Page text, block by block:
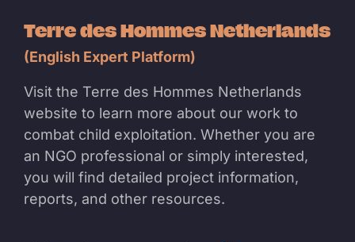
Terre des Hommes Netherlands
(English Expert Platform)
Visit the Terre des Hommes Netherlands
website to learn more about our work to
combat child exploitation. Whether you are
an NGO professional or simply interested,
you will find detailed project information,
reports, and other resources.